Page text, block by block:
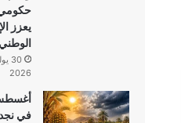
يعزز
الوطني
30
2026
في